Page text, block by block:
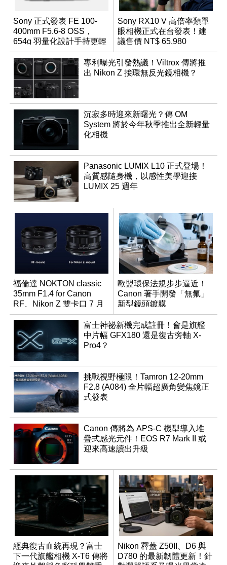
Sony 正式發表 FE 100-
400mm F5.6-8 OSS，
654g 羽量化設計手持更輕
鬆
Sony RX10 V 高倍率類單
眼相機正式在台發表！建
議售價 NT$ 65,980
專利曝光引發熱議！Viltrox 傳將推
出 Nikon Z 接環無反光鏡相機？
沉寂多時迎來新曙光？傳 OM
System 將於今年秋季推出全新輕量
化相機
Panasonic LUMIX L10 正式登場！
高質感隨身機，以感性美學迎接
LUMIX 25 週年
福倫達 NOKTON classic
35mm F1.4 for Canon
RF、Nikon Z 雙卡口 7 月
同步登台
歐盟環保法規步步逼近！
Canon 著手開發「無氟」
新型鏡頭鍍膜
富士神祕新機完成註冊！會是旗艦
中片幅 GFX180 還是復古旁軸 X-
Pro4？
挑戰視野極限！Tamron 12-20mm
F2.8 (A084) 全片幅超廣角變焦鏡正
式發表
Canon 傳將為 APS-C 機型導入堆
疊式感光元件！EOS R7 Mark II 或
迎來高速讀出升級
經典復古血統再現？富士
下一代旗艦相機 X-T6 傳將
Nikon 釋蓋 Z50II、D6 與
D780 的最新韌體更新！針